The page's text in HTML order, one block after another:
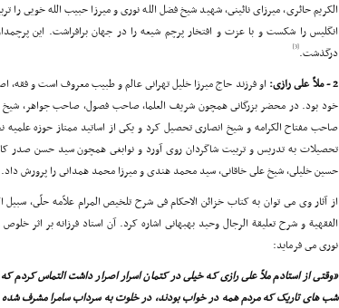
الکریم حائرى، میرزاى نائینى، شهید شیخ فضل الله نورى و میرزا حبیب الله خویى را
درگذشت.[3]
2 - ملاّ على رازى:
او فرزند حاج میرزا خلیل تهرانى عالم و طبیب معروف است و فقه،
خود بود. در محضر بزرگانى همچون شریف العلما، صاحب فصول، صاحب جواهر، شیخ
صاحب مفتاح الکرامه و شیخ انصارى تحصیل کرد و یکى از اساتید ممتاز حوزه
تحصیلات به تدریس و تربیت شاگردان روى آورد و نوابغى همچون سید حسن صدر
حسین خلیلى، شیخ على خاقانى، سید محمد هندى و میرزا محمد همدانى را پرورش داد.
از آثار وى مى توان به کتاب خزائن الاحکام فى شرح تلخیص المرام علاّمه حلّى، سبیل
الفقهیة و شرح تعلیقة الرجال وحید بهبهانى اشاره کرد. آن استاد فرزانه بر
نورى مى فرماید:
«وقتى از استادم ملاّ على رازى که خیلى در کتمان اسرار اصرار داشت التماس کردم
شب هاى تاریک که مردم همه در خواب بودند، در خلوت به سرداب سامرا مشرف شده